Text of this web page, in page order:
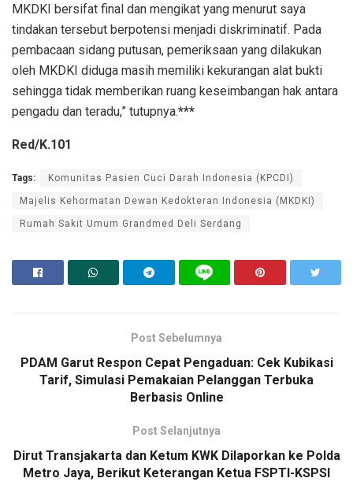
MKDKI bersifat final dan mengikat yang menurut saya
tindakan tersebut berpotensi menjadi diskriminatif. Pada
pembacaan sidang putusan, pemeriksaan yang dilakukan
oleh MKDKI diduga masih memiliki kekurangan alat bukti
sehingga tidak memberikan ruang keseimbangan hak antara
pengadu dan teradu,” tutupnya.***
Red/K.101
Tags: Komunitas Pasien Cuci Darah Indonesia (KPCDI)
Majelis Kehormatan Dewan Kedokteran Indonesia (MKDKI)
Rumah Sakit Umum Grandmed Deli Serdang
Post Sebelumnya
PDAM Garut Respon Cepat Pengaduan: Cek Kubikasi
Tarif, Simulasi Pemakaian Pelanggan Terbuka
Berbasis Online
Post Selanjutnya
Dirut Transjakarta dan Ketum KWK Dilaporkan ke Polda
Metro Jaya, Berikut Keterangan Ketua FSPTI-KSPSI